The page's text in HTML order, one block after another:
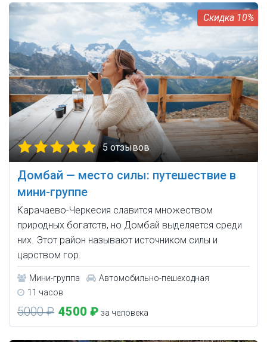
10%
5 отзывов
Домбай — место силы: путешествие в
мини-группе
Карачаево-Черкесия славится множеством
природных богатств, но Домбай выделяется среди
них. Этот район называют источником силы и
царством гор.
Мини-группа
Автомобильно-пешеходная
11 часов
5000 ₽ 4500 ₽ за человека